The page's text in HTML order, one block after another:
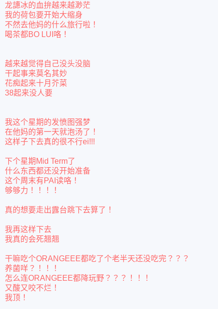
龙譓冰的血拚越来越渺茫
我的荷包要开始大缩身
不然去他妈的什么旅行啦！
喝茶都BO LUI咯！
越来越觉得自己没头没脑
干起事来莫名其妙
花痴起来十月芥菜
38起来没人要
我这个星期的发愤图强梦
在他妈的第一天就泡汤了！
这样子下去真的很不行ei!!!
下个星期Mid Term了
什么东西都还没开始准备
这个周末有PAI读咯！
够够力！！！！
真的想要走出露台跳下去算了！
我再这样下去
我真的会死翘翘
干嘛吃个ORANGEEE都吃了个老半天还没吃完？？？
养菌咩？！！！
怎么连ORANGEEE都降玩野？？？！！！
又酸又咬不烂！
我顶！